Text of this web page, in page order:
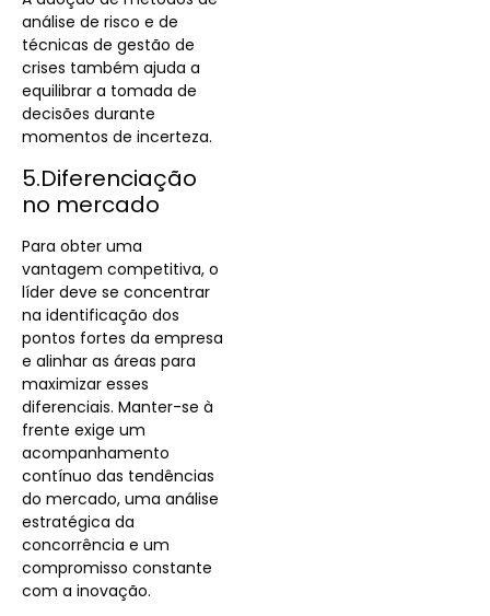
análise de risco e de
técnicas de gestão de
crises também ajuda a
equilibrar a tomada de
decisões durante
momentos de incerteza.
5.Diferenciação
no mercado
Para obter uma
vantagem competitiva, o
líder deve se concentrar
na identificação dos
pontos fortes da empresa
e alinhar as áreas para
maximizar esses
diferenciais. Manter-se à
frente exige um
acompanhamento
contínuo das tendências
do mercado, uma análise
estratégica da
concorrência e um
compromisso constante
com a inovação.